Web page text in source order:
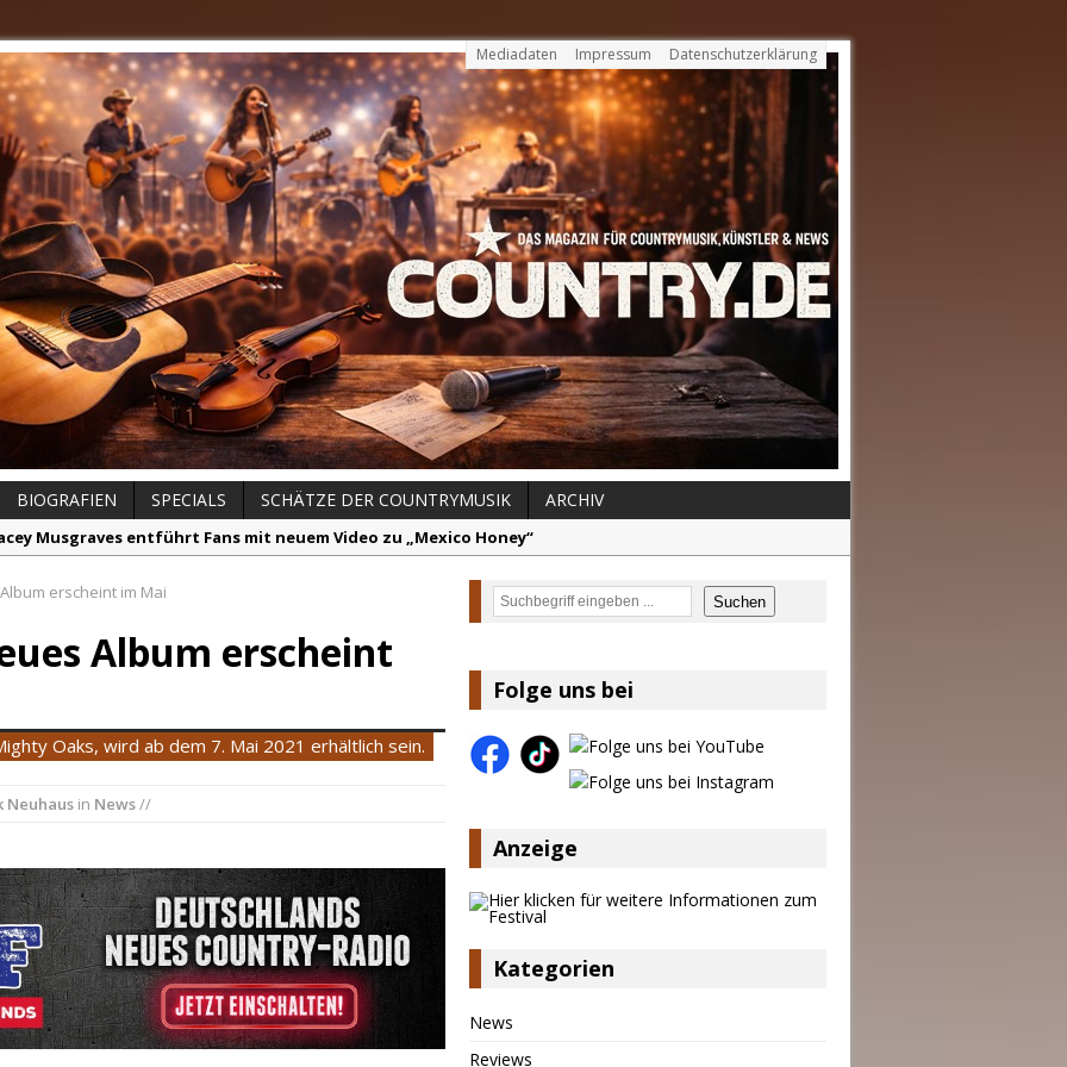
Mediadaten Impressum Datenschutzerklärung
BIOGRAFIEN SPECIALS SCHÄTZE DER COUNTRYMUSIK
ARCHIV
Musgraves entführt Fans mit neuem Video zu „Mexico Honey“
Music Hot News – 2. August 2026: Dolly Parton, Bill Anderson und Shaboozey im Fokus
Johnson & The Hollywood Hillbillies kündigen neues Album mit „Better Days Ahead“ an
für Euer Vertrauen: Country.de erreicht täglich rund 10.000 Leser
erscheint im Mai
Album erscheint
Oaks, wird ab dem 7. Mai 2021 erhältlich sein.
Neuhaus in News//
Suchen Suchen
Folge uns bei
Anzeige
Kategorien
News
Reviews